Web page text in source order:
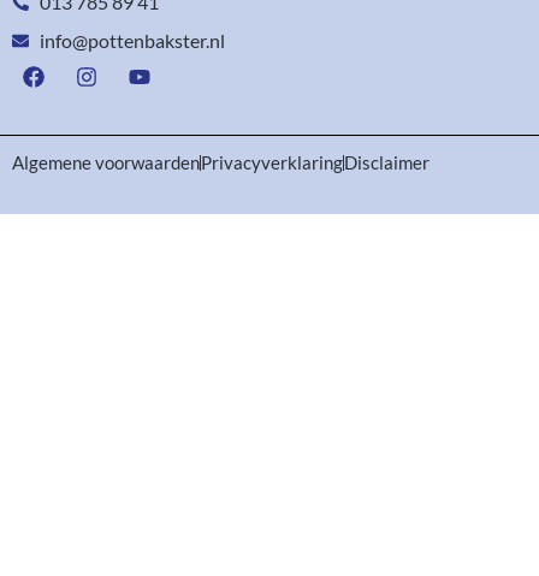
info@pottenbakster.nl
Algemene voorwaardenPrivacyverklaringDisclaimer